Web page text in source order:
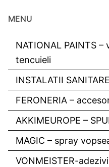
MENU
NATIONAL PAINTS –
tencuieli
INSTALATII
FERONERIA –
AKKIMEUROPE –
MAGIC – spray
VONMEISTER-